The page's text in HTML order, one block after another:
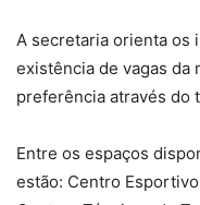
A secretaria orienta os
existência de vagas da
preferência através
Entre os espaços
estão: Centro